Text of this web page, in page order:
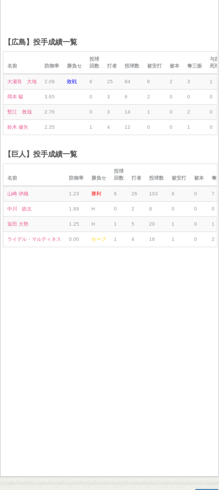
【広島】投手成績一覧
名前 防御率 勝負セ
投球
回数
打者 投球数 被安打 被本 奪三振
与四
死球
大瀬良 大地 2.09 敗戦 6 25 84 6 2 3 1
岡本 駿 3.65 0 3 6 2 0 0 0
塹江 敦哉 2.76 0 3 14 1 0 2 0
鈴木 健矢 2.35 1 4 12 0 0 1 0
【巨人】投手成績一覧
名前 防御率 勝負セ
投球
回数
打者 投球数 被安打 被本 奪
山崎 伊織 1.23 勝利 6 26 103 6 0 7
中川 皓太 1.89 H 0 2 8 0 0 0
翁田 大勢 1.25 H 1 5 20 1 0 1
ライデル・マルティネス 0.00 セーブ 1 4 16 1 0 2